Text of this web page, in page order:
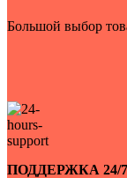
Большой выбор
ПОДДЕРЖКА 24/7